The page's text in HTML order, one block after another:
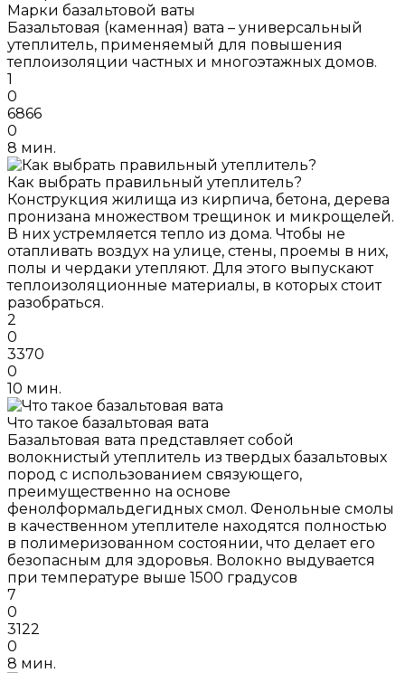
Марки базальтовой ваты
Базальтовая (каменная) вата – универсальный
утеплитель, применяемый для повышения
теплоизоляции частных и многоэтажных домов.
1
0
6866
0
8 мин.
Как выбрать правильный утеплитель?
Конструкция жилища из кирпича, бетона, дерева
пронизана множеством трещинок и микрощелей.
В них устремляется тепло из дома. Чтобы не
отапливать воздух на улице, стены, проемы в них,
полы и чердаки утепляют. Для этого выпускают
теплоизоляционные материалы, в которых стоит
разобраться.
2
0
3370
0
10 мин.
Что такое базальтовая вата
Базальтовая вата представляет собой
волокнистый утеплитель из твердых базальтовых
пород с использованием связующего,
преимущественно на основе
фенолформальдегидных смол. Фенольные смолы
в качественном утеплителе находятся полностью
в полимеризованном состоянии, что делает его
безопасным для здоровья. Волокно выдувается
при температуре выше 1500 градусов
7
0
3122
0
8 мин.